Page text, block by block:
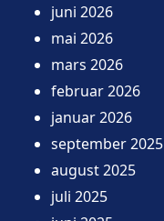
juni 2026
mai 2026
mars 2026
februar 2026
januar 2026
september 2025
august 2025
juli 2025